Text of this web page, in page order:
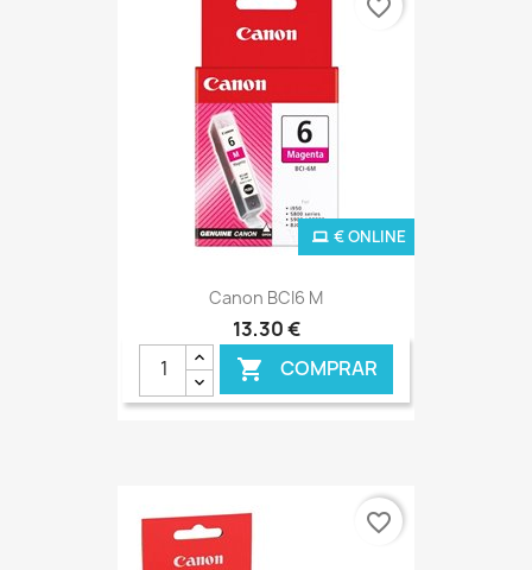
Canon BCI6 M
13,30 €
 COMPRAR
€ ONLINE
favorite_border
favorite_border